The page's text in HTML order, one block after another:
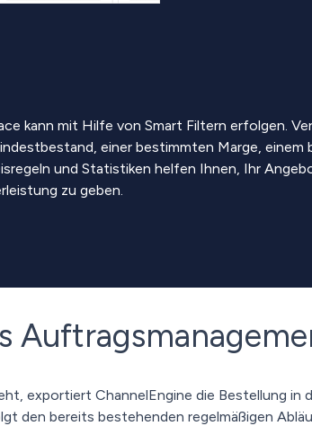
kann mit Hilfe von Smart Filtern erfolgen.
einer bestimmten Marge, einem
und Statistiken helfen Ihnen, Ihr
zu geben.
exportiert ChannelEngine die Bestellung in
den bereits bestehenden regelmäßigen